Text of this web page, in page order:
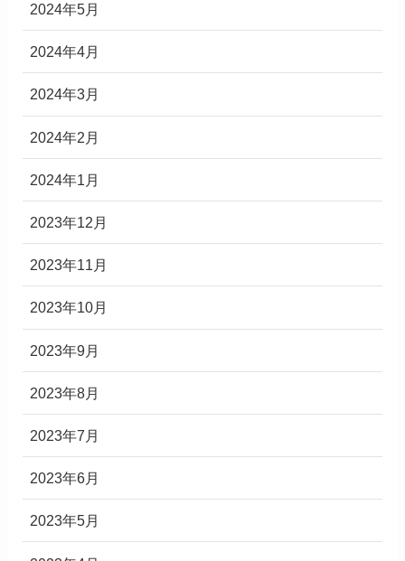
2024年5月
2024年4月
2024年3月
2024年2月
2024年1月
2023年12月
2023年11月
2023年10月
2023年9月
2023年8月
2023年7月
2023年6月
2023年5月